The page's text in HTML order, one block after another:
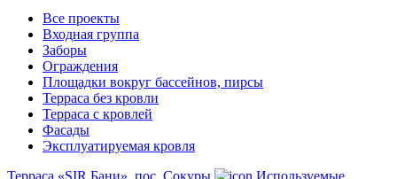
Все проекты
Входная группа
Заборы
Ограждения
Площадки вокруг бассейнов, пирсы
Терраса без кровли
Терраса с кровлей
Фасады
Эксплуатируемая кровля
Терраса «SIR Бани», пос. Сокуры
Используемые